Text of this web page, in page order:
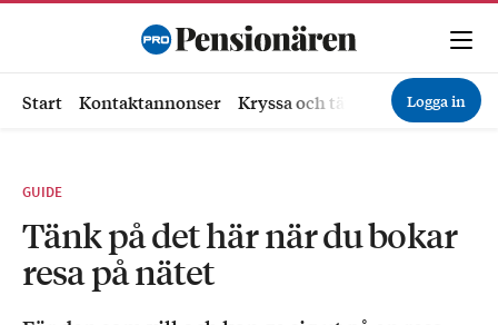
Start Kontaktannonser Kryssa och tävla Ekonomi
Logga in
GUIDE
Tänk på det här när du bokar
resa på nätet